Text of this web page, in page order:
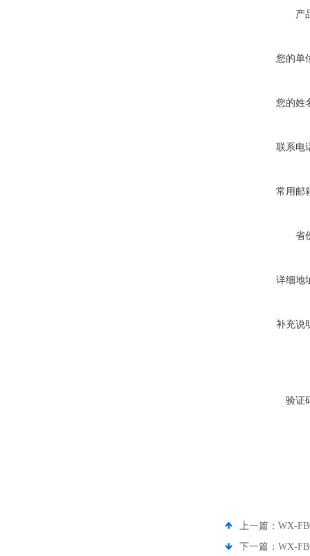
产
您的单
您的姓
联系电
常用邮
省
详细地
补充说
验证
上一篇： WX-
下一篇： WX-